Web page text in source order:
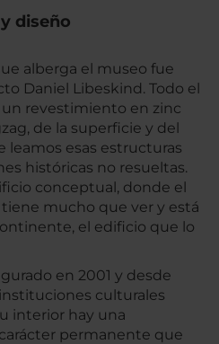
diseño
alberga el museo fue
Daniel Libeskind. Todo el
revestimiento en zinc
de la superficie y del
leamos esas estructuras
históricas no resueltas.
conceptual, donde el
mucho que ver y está
el edificio que lo
en 2001 y desde
culturales
interior hay una
permanente que